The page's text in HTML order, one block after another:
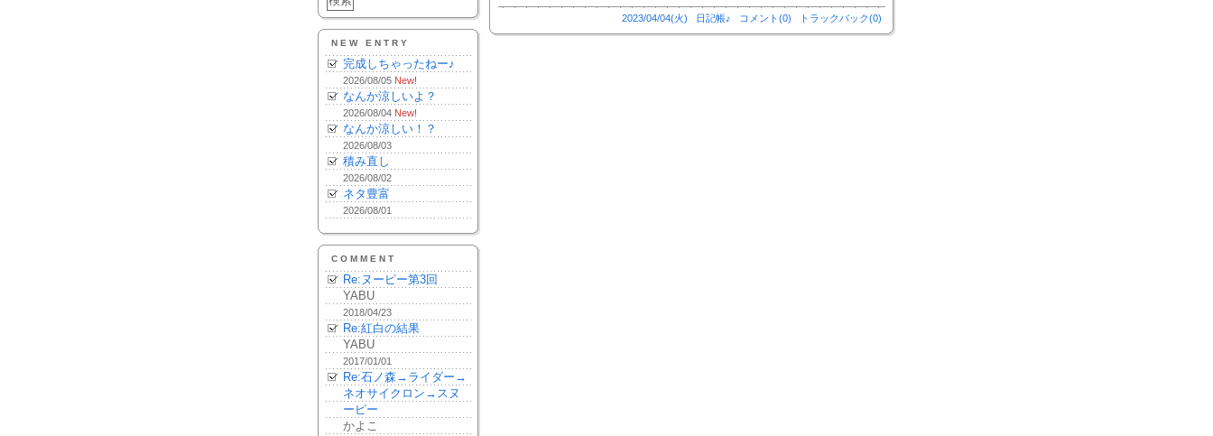
NEW ENTRY
完成しちゃったねー♪
2026/08/05 New!
なんか涼しいよ？
2026/08/04 New!
なんか涼しい！？
2026/08/03
積み直し
2026/08/02
ネタ豊富
2026/08/01
COMMENT
Re:ヌーピー第3回
YABU
2018/04/23
Re:紅白の結果
YABU
2017/01/01
Re:石ノ森→ライダー→
ネオサイクロン→スヌ
ーピー
かよこ
2023/04/04(火) 日記帳♪ コメント(0) トラックバック(0)